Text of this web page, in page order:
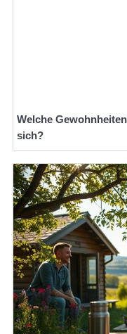
Welche
sich?